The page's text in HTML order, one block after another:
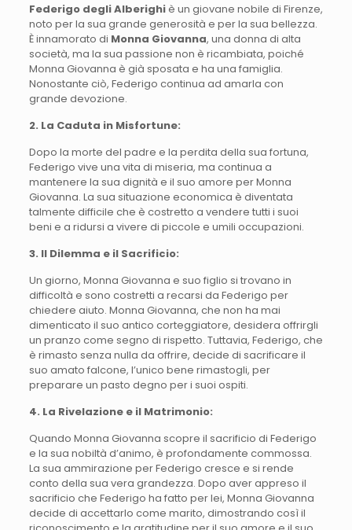
Federigo degli Alberighiè un giovane nobile di Firenze,
noto per la sua grande generosità e per la sua bellezza.
È innamorato di Monna Giovanna, una donna di alta
società, ma la sua passione non è ricambiata, poiché
Monna Giovanna è già sposata e ha una famiglia.
Nonostante ciò, Federigo continua ad amarla con
grande devozione.
2. La Caduta in Misfortune:
Dopo la morte del padre e la perdita della sua fortuna,
Federigo vive una vita di miseria, ma continua a
mantenere la sua dignità e il suo amore per Monna
Giovanna. La sua situazione economica è diventata
talmente difficile che è costretto a vendere tutti i suoi
beni e a ridursi a vivere di piccole e umili occupazioni.
3. Il Dilemma e il Sacrificio:
Un giorno, Monna Giovanna e suo figlio si trovano in
difficoltà e sono costretti a recarsi da Federigo per
chiedere aiuto. Monna Giovanna, che non ha mai
dimenticato il suo antico corteggiatore, desidera offrirgli
un pranzo come segno di rispetto. Tuttavia, Federigo, che
è rimasto senza nulla da offrire, decide di sacrificare il
suo amato falcone, l’unico bene rimastogli, per
preparare un pasto degno per i suoi ospiti.
4. La Rivelazione e il Matrimonio:
Quando Monna Giovanna scopre il sacrificio di Federigo
e la sua nobiltà d’animo, è profondamente commossa.
La sua ammirazione per Federigo cresce e si rende
conto della sua vera grandezza. Dopo aver appreso il
sacrificio che Federigo ha fatto per lei, Monna Giovanna
decide di accettarlo come marito, dimostrando così il